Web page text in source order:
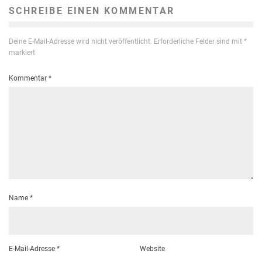
SCHREIBE EINEN KOMMENTAR
Deine E-Mail-Adresse wird nicht veröffentlicht. Erforderliche Felder sind mit *
markiert
Kommentar *
Name *
E-Mail-Adresse * Website